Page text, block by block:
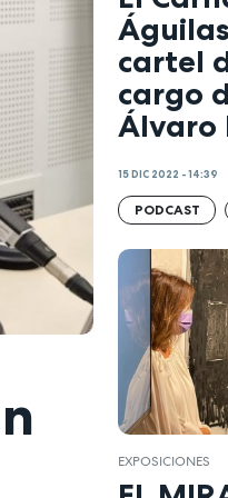
cartel
cargo
Álvaro
15 DIC 2022 - 14:39
PODCAST
EXPOSICIONES